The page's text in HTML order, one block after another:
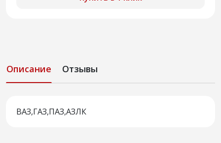
Описание Отзывы
ВАЗ,ГАЗ,ПАЗ,АЗЛК